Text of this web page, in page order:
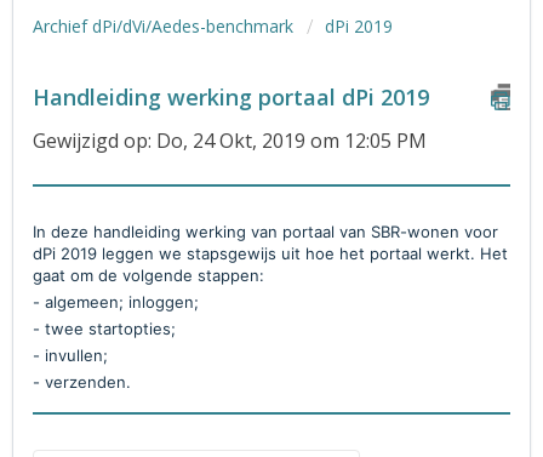
Archief dPi/dVi/Aedes-benchmark dPi 2019
Handleiding werking portaal dPi 2019
Gewijzigd op: Do, 24 Okt, 2019 om 12:05 PM
In deze handleiding werking van portaal van SBR-wonen voor
dPi 2019 leggen we stapsgewijs uit hoe het portaal werkt. Het
gaat om de volgende stappen:
- algemeen; inloggen;
- twee startopties;
- invullen;
- verzenden.